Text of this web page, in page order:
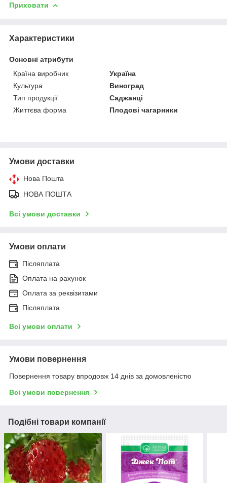
Приховати
Характеристики
Основні атрибути
Країна виробник
Україна
Культура
Виноград
Тип продукції
Саджанці
Життєва форма
Плодові чагарники
Умови доставки
Нова Пошта
НОВА ПОШТА
Всі умови доставки
Умови оплати
Післяплата
Оплата на рахунок
Оплата за реквізитами
Післяплата
Всі умови оплати
Умови повернення
Повернення товару впродовж 14 днів за домовленістю
Всі умови повернення
Подібні товари компанії